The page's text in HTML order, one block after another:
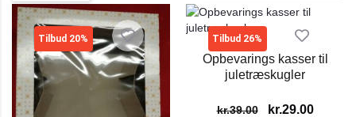
Tilbud 20% Tilbud 26%
Opbevarings kasser til
juletræskugler
kr.39.00 kr.29.00